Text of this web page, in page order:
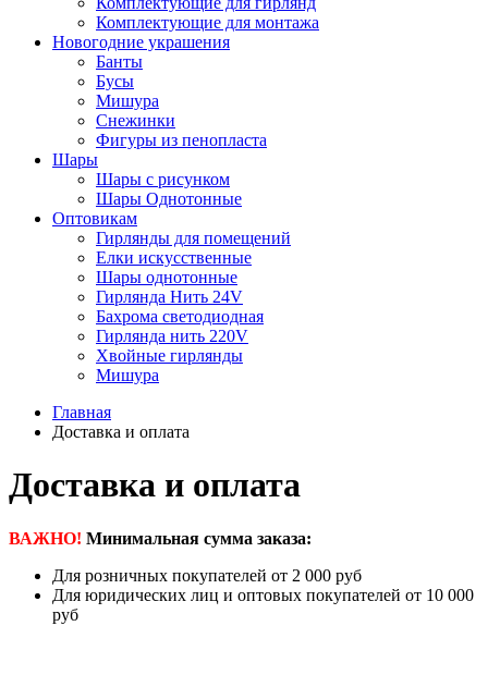
Комплектующие для монтажа
Новогодние украшения
Банты
Бусы
Мишура
Снежинки
Фигуры из пенопласта
Шары
Шары с рисунком
Шары Однотонные
Оптовикам
Гирлянды для помещений
Елки искусственные
Шары однотонные
Гирлянда Нить 24V
Бахрома светодиодная
Гирлянда нить 220V
Хвойные гирлянды
Мишура
Главная
Доставка и оплата
Доставка и оплата
ВАЖНО! Минимальная сумма заказа:
Для розничных покупателей от 2 000 руб
Для юридических лиц и оптовых покупателей от 10 000
руб